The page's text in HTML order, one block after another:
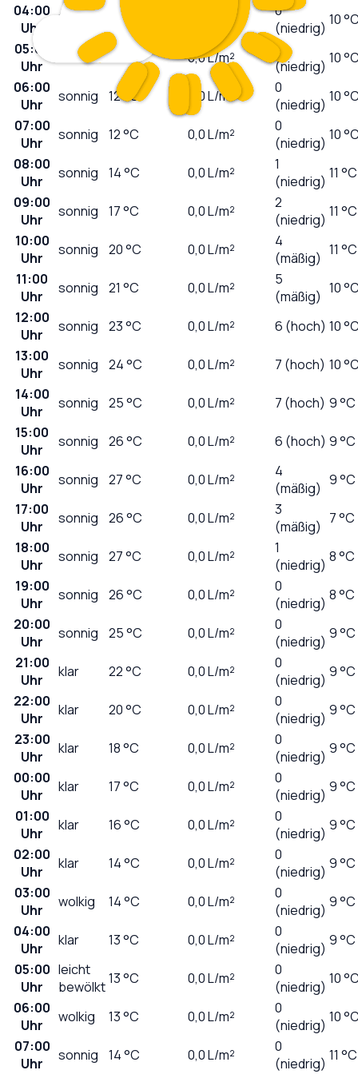
04:00
Uhr
klar 12°C L/m²
0
(niedrig) 10
05:00
Uhr
klar 12 °C 0,0L/m²
0
(niedrig) 10
06:00
Uhr
sonnig 12°C 0,0L/m²
0
(niedrig) 10
07:00
Uhr
sonnig 12°C 0,0L/m²
0
(niedrig) 10
08:00
Uhr
sonnig 14°C 0,0L/m²
1
(niedrig) 11 °C
09:00
Uhr
sonnig 17°C 0,0L/m²
2
(niedrig) 11 °C
10:00
Uhr
sonnig 20°C 0,0L/m²
4
(mäßig) 11 °C
11:00
Uhr
sonnig 21 °C 0,0L/m²
5
(mäßig) 10
12:00
Uhr
sonnig 23°C 0,0L/m² 6 (hoch) 10
13:00
Uhr
sonnig 24°C 0,0L/m² 7 (hoch) 10
14:00
Uhr
sonnig 25°C 0,0L/m² 7 (hoch) 9 °C
15:00
Uhr
sonnig 26°C 0,0L/m² 6 (hoch) 9 °C
16:00
Uhr
sonnig 27°C 0,0L/m²
4
(mäßig) 9 °C
17:00
Uhr
sonnig 26°C 0,0L/m²
3
(mäßig) 7 °C
18:00
Uhr
sonnig 27°C 0,0L/m²
1
(niedrig) 8 °C
19:00
Uhr
sonnig 26°C 0,0L/m²
0
(niedrig) 8 °C
20:00
Uhr
sonnig 25°C 0,0L/m²
0
(niedrig) 9 °C
21:00
Uhr
klar 22°C 0,0L/m²
0
(niedrig) 9 °C
22:00
Uhr
klar 20°C 0,0L/m²
0
(niedrig) 9 °C
23:00
Uhr
klar 18°C 0,0L/m²
0
(niedrig) 9 °C
00:00
Uhr
klar 17°C 0,0L/m²
0
(niedrig) 9 °C
01:00
Uhr
klar 16°C 0,0L/m²
0
(niedrig) 9 °C
02:00
Uhr
klar 14°C 0,0L/m²
0
(niedrig) 9 °C
03:00
Uhr
wolkig 14°C 0,0L/m²
0
(niedrig) 9 °C
04:00
Uhr
klar 13°C 0,0L/m²
0
(niedrig) 9 °C
05:00
Uhr
leicht
bewölkt13°C 0,0L/m²
0
(niedrig) 10
06:00
Uhr
wolkig 13°C 0,0L/m²
0
(niedrig) 10
07:00
Uhr
sonnig 14°C 0,0L/m²
0
(niedrig) 11 °C